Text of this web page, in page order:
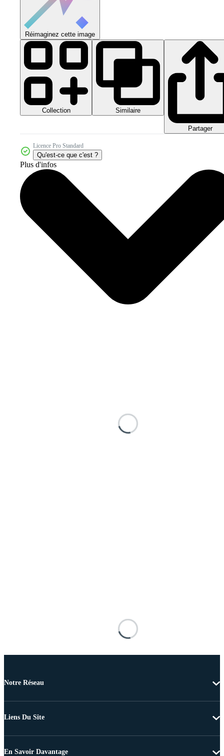
Réimaginez cette image
Collection Similaire
Partager
Licence Pro Standard
Qu'est-ce que c'est ?
Plus d'infos
Notre Réseau
Liens Du Site
En Savoir Davantage